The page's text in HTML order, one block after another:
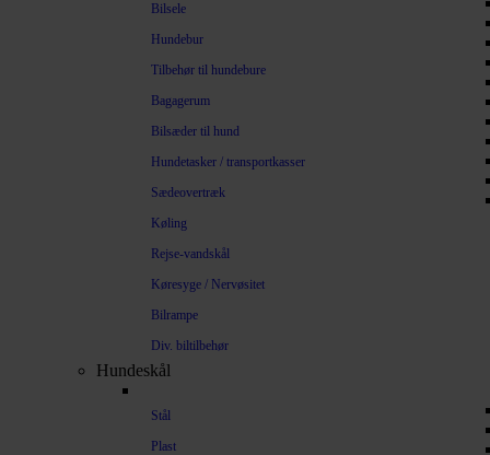
Bilsele
Hundebur
Tilbehør til hundebure
Bagagerum
Bilsæder til hund
Hundetasker / transportkasser
Sædeovertræk
Køling
Rejse-vandskål
Køresyge / Nervøsitet
Bilrampe
Div. biltilbehør
Hundeskål
Stål
Plast